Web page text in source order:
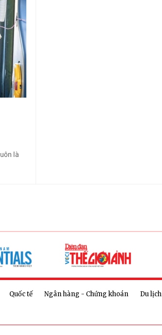
là
Quốc tế Ngân hàng - Chứng khoán Du lịch